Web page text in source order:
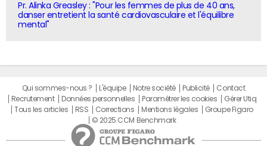
Pr. Alinka Greasley : "Pour les femmes de plus de 40 ans,
danser entretient la santé cardiovasculaire et l'équilibre
mental"
Qui sommes-nous ? L'équipe Notre société Publicité
Contact
Recrutement
Données personnelles Paramétrer les cookies
Gérer Utiq
Tous les articles
RSS Corrections Mentions légales
Groupe Figaro
© 2025 CCM Benchmark